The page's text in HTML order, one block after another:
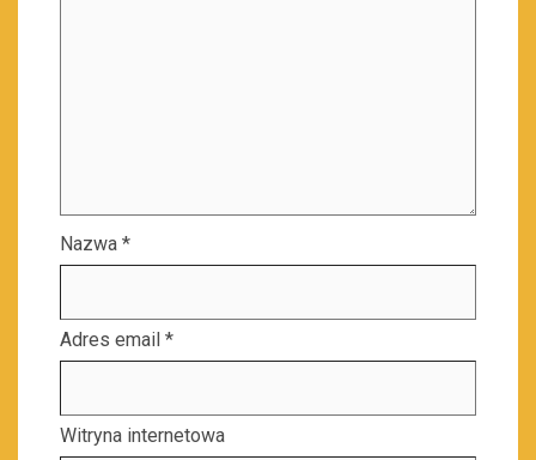
Nazwa *
Adres email *
Witryna internetowa